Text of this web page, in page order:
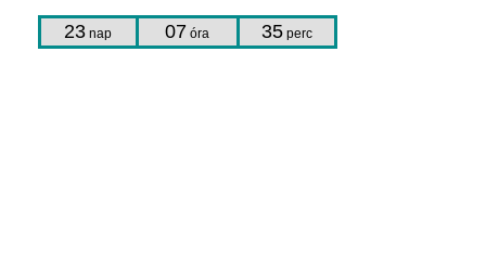
23 nap 07 óra 35perc